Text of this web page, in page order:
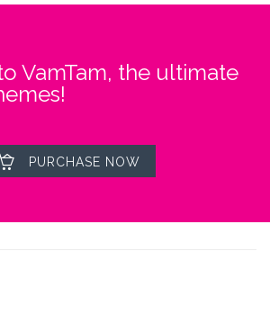
VamTam, the ultimate
 PURCHASE NOW